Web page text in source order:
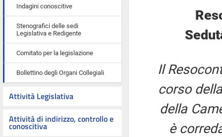
Indagini conoscitive
Stenografici delle sedi
Legislativa e Redigente
Comitato per la legislazione
Bollettino degli Organi Collegiali
Attività Legislativa
Attività di indirizzo, controllo e
conoscitiva
Il
corso
della
è